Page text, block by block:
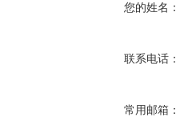
您的姓名：
联系电话：
常用邮箱：